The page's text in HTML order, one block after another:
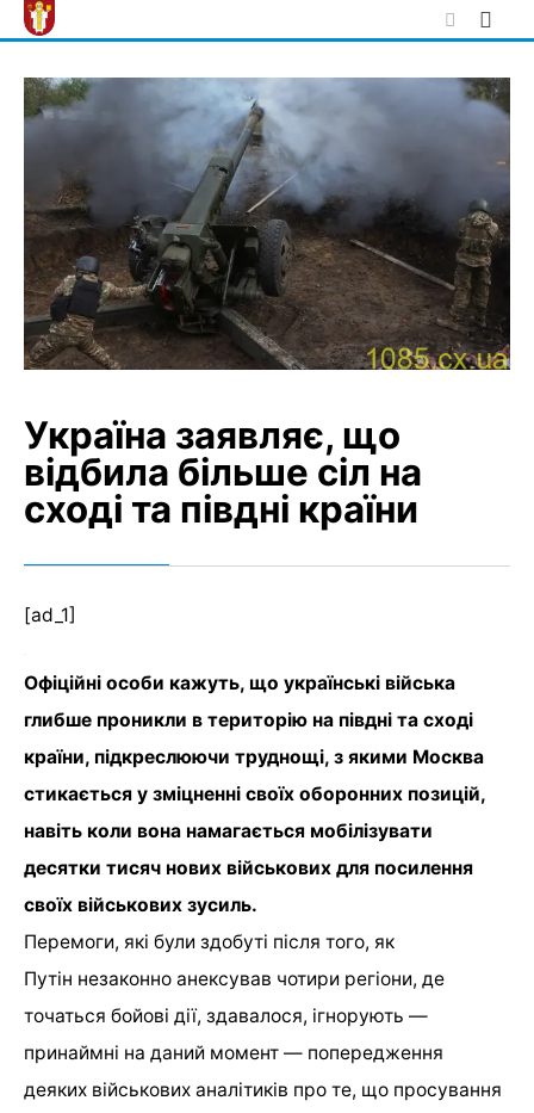
Skip
to
Україна заявляє, що
відбила більше сіл на
сході та півдні країни
[ad_1]
Офіційні особи кажуть, що українські війська
глибше проникли в територію на півдні та сході
країни, підкреслюючи труднощі, з якими Москва
стикається у зміцненні своїх оборонних позицій,
навіть коли вона намагається мобілізувати
десятки тисяч нових військових для посилення
своїх військових зусиль.
Перемоги, які були здобуті після того, як
Путін незаконно анексував чотири регіони, де
точаться бойові дії, здавалося, ігнорують —
принаймні на даний момент — попередження
деяких військових аналітиків про те, що просування